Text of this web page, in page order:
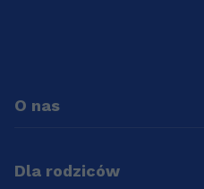
O nas
Dla rodziców